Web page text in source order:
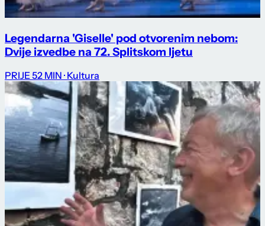
Legendarna 'Giselle' pod otvorenim nebom:
Dvije izvedbe na 72. Splitskom ljetu
PRIJE 52 MIN · Kultura